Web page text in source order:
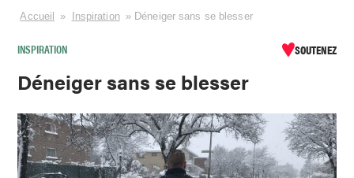
Accueil » Inspiration » Déneiger sans se blesser
INSPIRATION SOUTENEZ
Déneiger sans se blesser